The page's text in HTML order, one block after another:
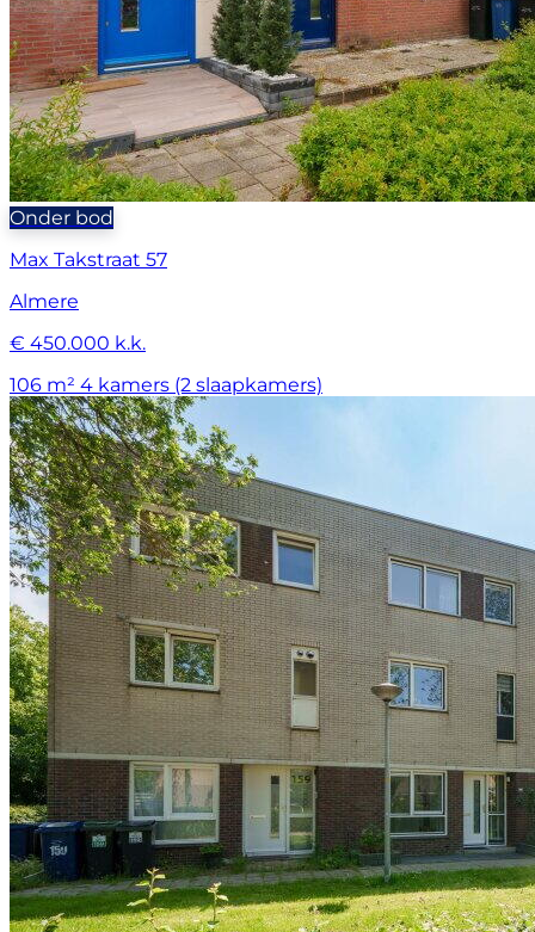
Onder bod
Max Takstraat 57
Almere
€ 450.000 k.k.
106 m² 4 kamers (2 slaapkamers)